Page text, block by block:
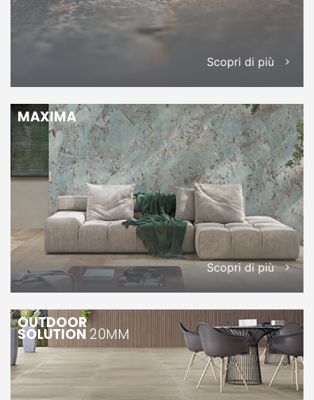
Scopri di più
MAXIMA
Scopri di più
OUTDOOR
SOLUTION 20MM